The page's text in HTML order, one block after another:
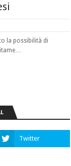
la possibilità di